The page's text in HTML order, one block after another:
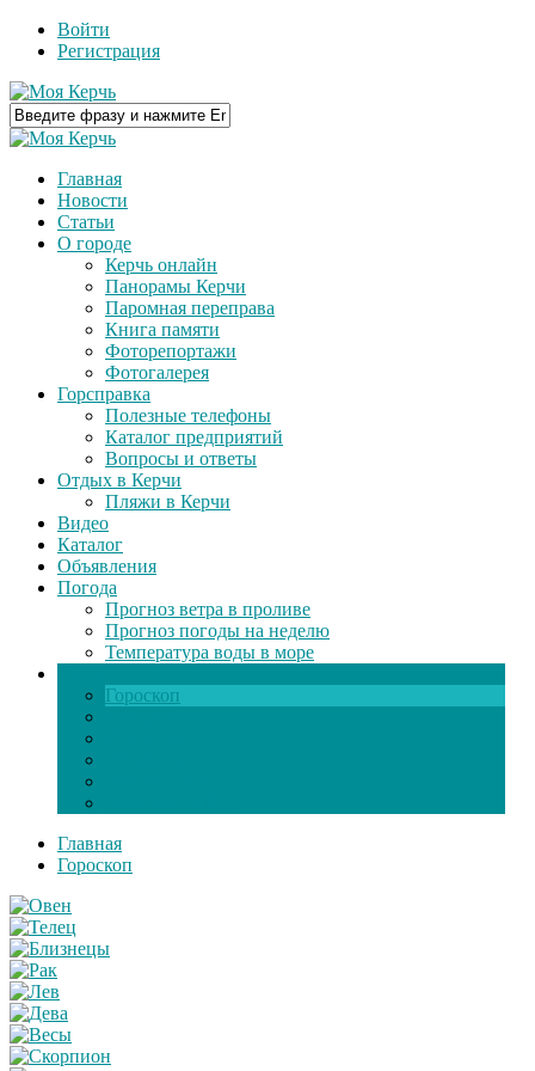
Войти
Регистрация
Главная
Новости
Статьи
О городе
Керчь онлайн
Панорамы Керчи
Паромная переправа
Книга памяти
Фоторепортажи
Фотогалерея
Горсправка
Полезные телефоны
Каталог предприятий
Вопросы и ответы
Отдых в Керчи
Пляжи в Керчи
Видео
Каталог
Объявления
Погода
Прогноз ветра в проливе
Прогноз погоды на неделю
Температура воды в море
Гороскоп
Главная
Гороскоп